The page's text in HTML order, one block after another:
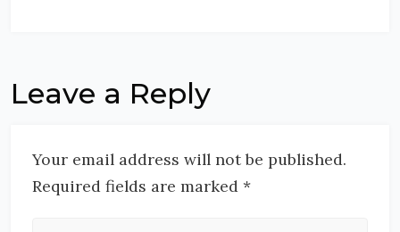
Leave a Reply
Your email address will not be published.
Required fields are marked *